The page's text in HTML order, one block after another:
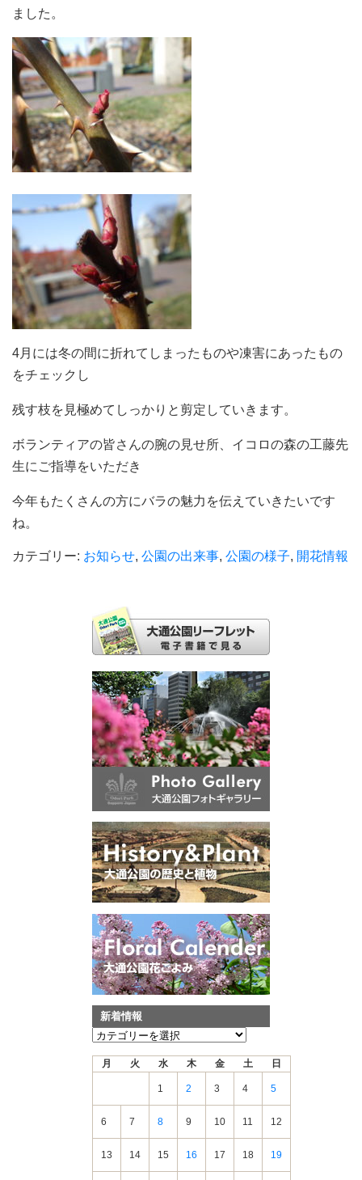
ました。
4月には冬の間に折れてしまったものや凍害にあったもの
をチェックし
残す枝を見極めてしっかりと剪定していきます。
ボランティアの皆さんの腕の見せ所、イコロの森の工藤先
生にご指導をいただき
今年もたくさんの方にバラの魅力を伝えていきたいです
ね。
カテゴリー: お知らせ, 公園の出来事, 公園の様子, 開花情報
新着情報
新
月 火 水 木 金 土 日
1 2 3 4 5
6 7 8 9 10 11 12
13 14 15 16 17 18 19